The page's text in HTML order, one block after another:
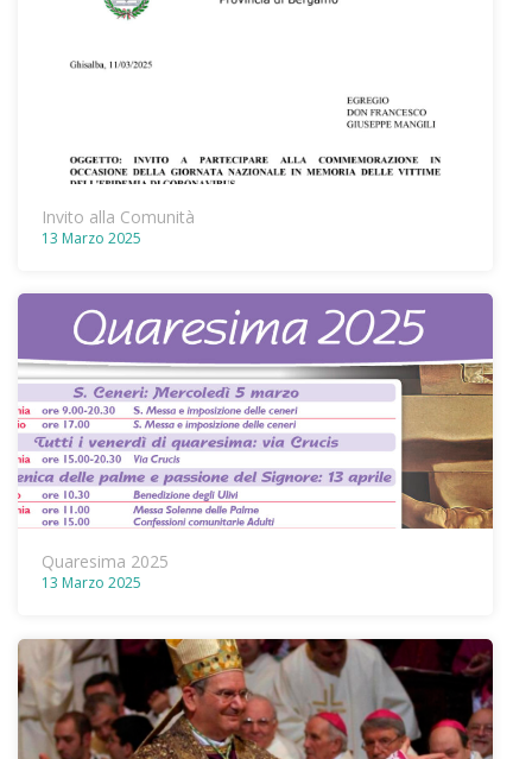
Invito alla Comunità
13 Marzo 2025
Quaresima 2025
13 Marzo 2025